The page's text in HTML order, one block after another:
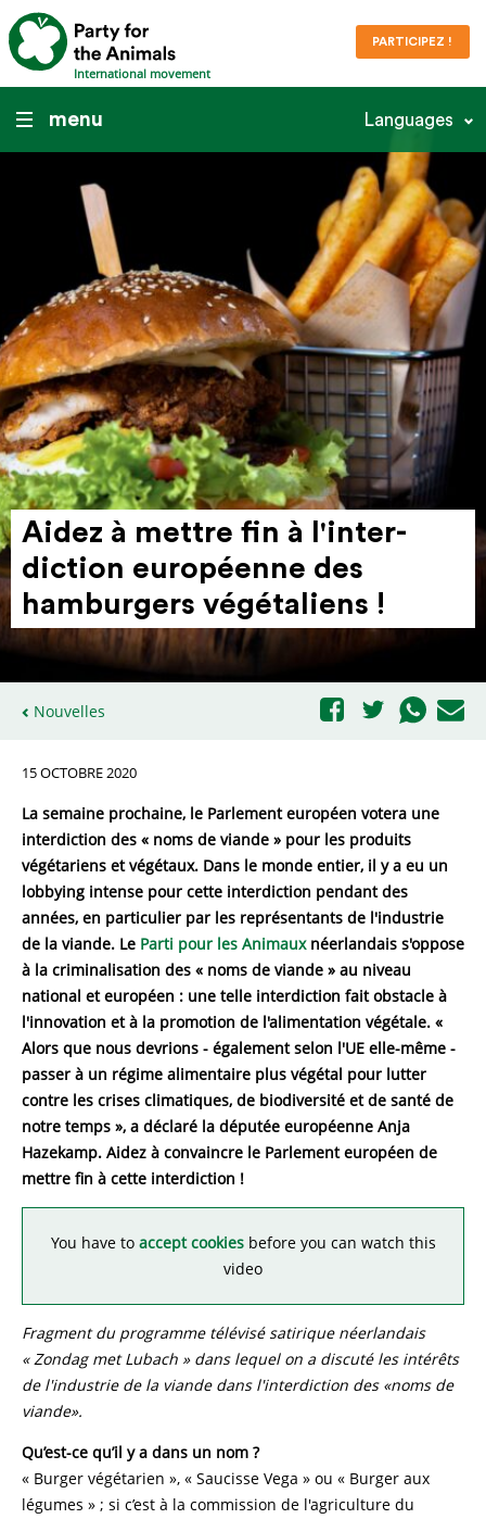
International movement
PARTICIPEZ !
menu Languages
Aidez à mettre fin à l'inter­
diction euro­péenne des
hamburgers végé­ta­liens !
Nouvelles
15 OCTOBRE 2020
La semaine prochaine, le Parlement européen votera une
interdiction des « noms de viande » pour les produits
végétariens et végétaux. Dans le monde entier, il y a eu un
lobbying intense pour cette interdiction pendant des
années, en particulier par les représentants de l'industrie
de la viande. Le Parti pour les Animauxnéerlandais s'oppose
à la criminalisation des « noms de viande » au niveau
national et européen : une telle interdiction fait obstacle à
l'innovation et à la promotion de l'alimentation végétale. «
Alors que nous devrions - également selon l'UE elle-même -
passer à un régime alimentaire plus végétal pour lutter
contre les crises climatiques, de biodiversité et de santé de
notre temps », a déclaré la députée européenne Anja
Hazekamp. Aidez à convaincre le Parlement européen de
mettre fin à cette interdiction !
You have to accept cookiesbefore you can watch this
video
Fragment du programme télévisé satirique néerlandais
« Zondag met Lubach » dans lequel on a discuté les intérêts
de l'industrie de la viande dans l'interdiction des «noms de
viande».
Qu’est-ce qu’il y a dans un nom ?
« Burger végétarien », « Saucisse Vega » ou « Burger aux
légumes » ; si c’est à la commission de l'agriculture du